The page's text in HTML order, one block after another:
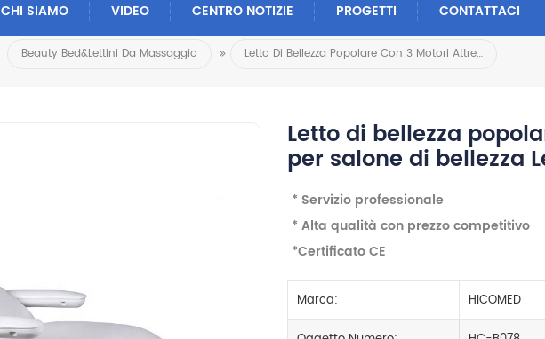
CHI SIAMO VIDEO CENTRO NOTIZIE PROGETTI CONTATTACI
Beauty Bed&Lettini Da Massaggio Letto Di Bellezza Popolare Con 3 Motori Attrezzatura Per Salone Di Bellezza Letto Cosmetico Per Ciglia
Letto di bellezza
per salone di bellezza
* Servizio professionale
* Alta qualità con prezzo competitivo
*Certificato CE
Marca: HICOMED